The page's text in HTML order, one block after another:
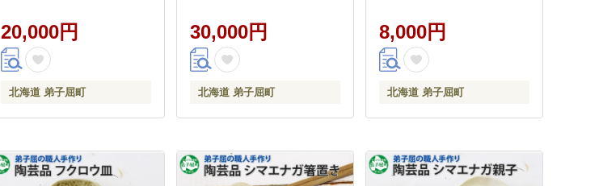
20000円
20,000円
北海道 弟子屈町
30000円
30,000円
北海道 弟子屈町
町 8000円
8,000円
北海道 弟子屈町